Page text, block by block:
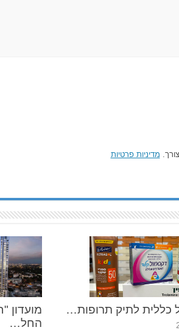
מדיניות פרטיות
כללית לתיק תרופות…
מועדון
החל…